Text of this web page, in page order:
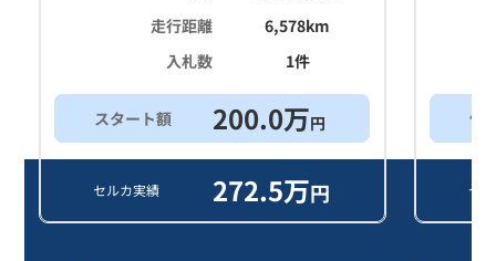
走行距離
6,578km
入札数
1件
スタート額 200.0万円
セルカ実績 272.5万円
他
セ